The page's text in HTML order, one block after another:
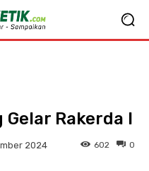
Rakerda I
2024 0
602